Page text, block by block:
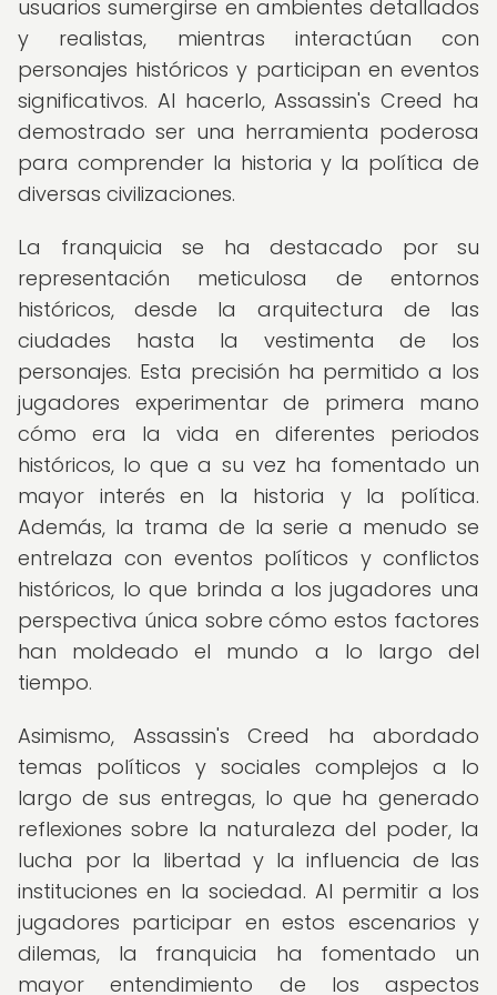
usuarios sumergirse en ambientes detallados
y realistas, mientras interactúan con
personajes históricos y participan en eventos
significativos. Al hacerlo, Assassin's Creed ha
demostrado ser una herramienta poderosa
para comprender la historia y la política de
diversas civilizaciones.
La franquicia se ha destacado por su
representación meticulosa de entornos
históricos, desde la arquitectura de las
ciudades hasta la vestimenta de los
personajes. Esta precisión ha permitido a los
jugadores experimentar de primera mano
cómo era la vida en diferentes periodos
históricos, lo que a su vez ha fomentado un
mayor interés en la historia y la política.
Además, la trama de la serie a menudo se
entrelaza con eventos políticos y conflictos
históricos, lo que brinda a los jugadores una
perspectiva única sobre cómo estos factores
han moldeado el mundo a lo largo del
tiempo.
Asimismo, Assassin's Creed ha abordado
temas políticos y sociales complejos a lo
largo de sus entregas, lo que ha generado
reflexiones sobre la naturaleza del poder, la
lucha por la libertad y la influencia de las
instituciones en la sociedad. Al permitir a los
jugadores participar en estos escenarios y
dilemas, la franquicia ha fomentado un
mayor entendimiento de los aspectos